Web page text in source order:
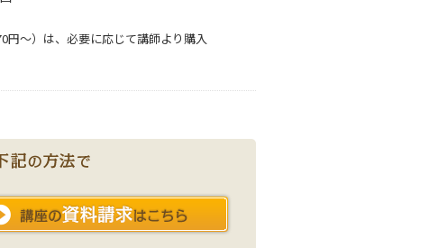
～）は、必要に応じて講師より購入